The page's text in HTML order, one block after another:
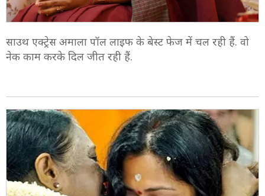
साउथ एक्ट्रेस अमाला पॉल लाइफ के बेस्ट फेज में चल रही हैं. वो
नेक काम करके दिल जीत रही हैं.